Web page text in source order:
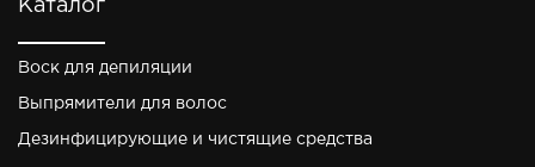
Каталог
Воск для депиляции
Выпрямители для волос
Дезинфицирующие и чистящие средства